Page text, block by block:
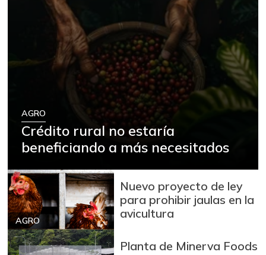
AGRO
Crédito rural no estaría
beneficiando a más necesitados
AGRO
Nuevo proyecto de ley
para prohibir jaulas en la
avicultura
Planta de Minerva Foods